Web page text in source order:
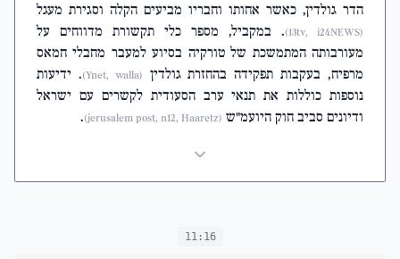
הדר גולדין, כאשר אחותו וחבריו מביעים הקלה וסגירת מעגל
(13tv, i24NEWS)
. במקביל, מספר כלי תקשורת מדווחים על
מעורבותה המתמשכת של טורקיה בסיוע למעבר מחבלי חמאס
מרפיח, בעקבות תפקידה בהחזרת גולדין (Ynet, walla)
. ידיעות
נוספות כוללות את תנאי ערב הסעודית לקשרים עם ישראל
ודיונים סביב חוק היועמ"ש (jerusalem post, n12, Haaretz)
.
11:16